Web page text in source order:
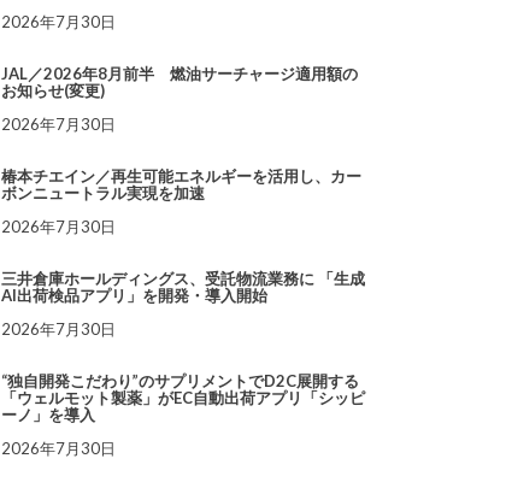
2026年7月30日
JAL／2026年8月前半 燃油サーチャージ適用額の
お知らせ(変更)
2026年7月30日
椿本チエイン／再生可能エネルギーを活用し、カー
ボンニュートラル実現を加速
2026年7月30日
三井倉庫ホールディングス、受託物流業務に 「生成
AI出荷検品アプリ」を開発・導入開始
2026年7月30日
“独自開発こだわり”のサプリメントでD2C展開する
「ウェルモット製薬」がEC自動出荷アプリ「シッピ
ーノ」を導入
2026年7月30日